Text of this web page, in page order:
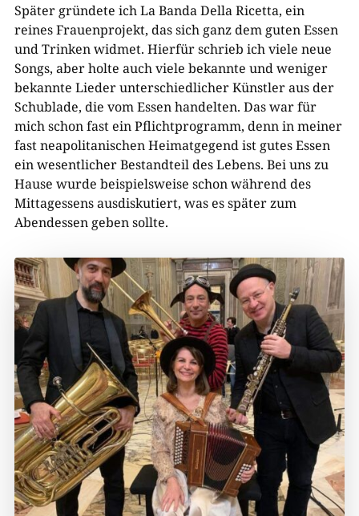
Später gründete ich La Banda Della Ricetta, ein
reines Frauenprojekt, das sich ganz dem guten Essen
und Trinken widmet. Hierfür schrieb ich viele neue
Songs, aber holte auch viele bekannte und weniger
bekannte Lieder unterschiedlicher Künstler aus der
Schublade, die vom Essen handelten. Das war für
mich schon fast ein Pflichtprogramm, denn in meiner
fast neapolitanischen Heimatgegend ist gutes Essen
ein wesentlicher Bestandteil des Lebens. Bei uns zu
Hause wurde beispielsweise schon während des
Mittagessens ausdiskutiert, was es später zum
Abendessen geben sollte.